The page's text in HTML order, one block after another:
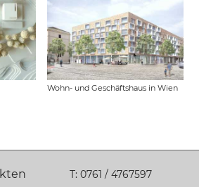
Wohn- und Geschäftshaus in Wien
T: 0761 / 4767597